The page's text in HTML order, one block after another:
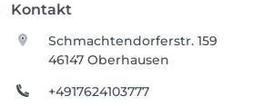
Kontakt
Schmachtendorferstr. 159
46147 Oberhausen
+4917624103777